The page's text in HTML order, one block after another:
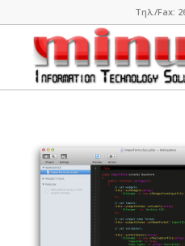
Τηλ./Fax: